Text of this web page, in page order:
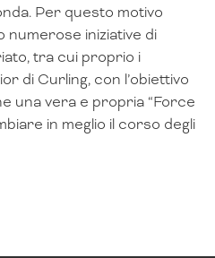
Per questo motivo
numerose iniziative di
tra cui proprio i
di Curling, con l’obiettivo
una vera e propria “Force
in meglio il corso degli